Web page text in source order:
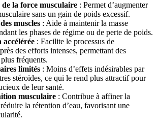
la force musculaire : Permet d’augmenter
sans un gain de poids excessif.
muscles : Aide à maintenir la masse
les phases de régime ou de perte de poids.
: Facilite le processus de
des efforts intenses, permettant des
fréquents.
limités : Moins d’effets indésirables par
stéroïdes, ce qui le rend plus attractif pour
de leur santé.
musculaire : Contribue à affiner la
la rétention d’eau, favorisant une